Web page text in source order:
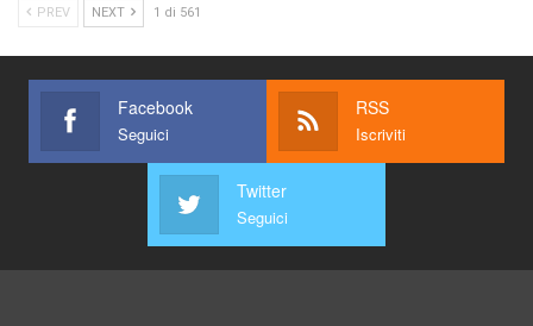
PREV NEXT 1 di 561
Facebook
Seguici
RSS
Iscriviti
Twitter
Seguici